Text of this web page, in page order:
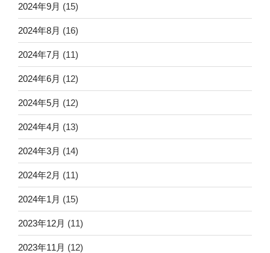
2024年9月 (15)
2024年8月 (16)
2024年7月 (11)
2024年6月 (12)
2024年5月 (12)
2024年4月 (13)
2024年3月 (14)
2024年2月 (11)
2024年1月 (15)
2023年12月 (11)
2023年11月 (12)